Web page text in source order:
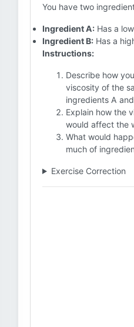
You have two
Ingredient A: Has a
Ingredient B: Has a
Instructions:
Describe how
viscosity of the
ingredients A
Explain how the
would affect the
What would
much of
Exercise Correction